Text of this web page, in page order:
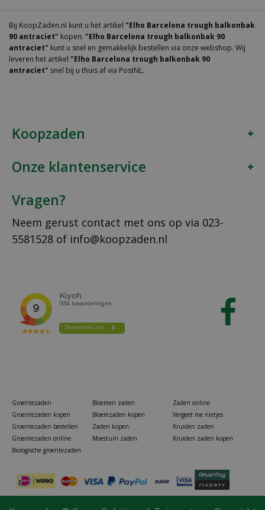
Bij KoopZaden.nl kunt u het artikel "Elho Barcelona trough balkonbak
90 antraciet" kopen. "Elho Barcelona trough balkonbak 90
antraciet" kunt u snel en gemakkelijk bestellen via onze webshop. Wij
leveren het artikel "Elho Barcelona trough balkonbak 90
antraciet" snel bij u thuis af via PostNL.
Koopzaden
Onze klantenservice
Vragen?
Neem gerust contact met ons op via 023-
5581528 of info@koopzaden.nl
Groentezaden
Groentezaden kopen
Groentezaden bestellen
Groentezaden online
Biologische groentezaden
Bloemen zaden
Bloemzaden kopen
Zaden kopen
Moestuin zaden
Zaden online
Vergeet me nietjes
Kruiden zaden
Kruiden zaden kopen